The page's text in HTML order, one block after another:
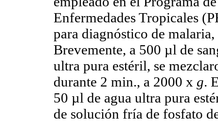
Enfermedades Tropicales
para diagnóstico de
Brevemente, a 500 µl de
ultra pura estéril, se
durante 2 min., a 2000 x g.
50 µl de agua ultra pura
de solución fría de fosfato